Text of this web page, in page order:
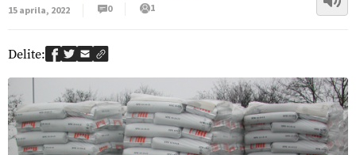
15 aprila, 2022
0 1
Delite: